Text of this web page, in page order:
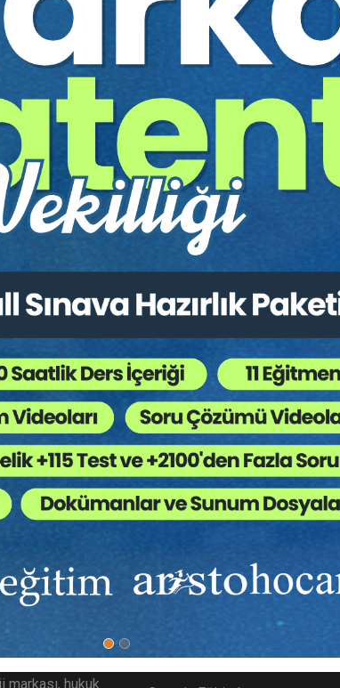
Tür: E-kitap
Basılı Olsaydı Fiyatı: 75,00
75,00 TL 45,00 TL
ulaşabilir ve cihazlarınızdan okuyabilirsiniz.
?
sağlayan (TMK m. 9) fiil ehliyetinin en önemli
fiil ehliyeti bakımından tam ehliyetsiz
anlayabilme yeteneği olarak tanımlanabilir.
hukuk